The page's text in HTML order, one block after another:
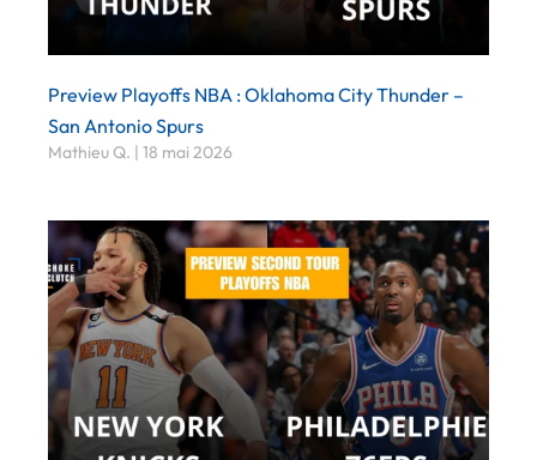
Preview Playoffs NBA : Oklahoma City Thunder –
San Antonio Spurs
Mathieu Q. 18 mai 2026